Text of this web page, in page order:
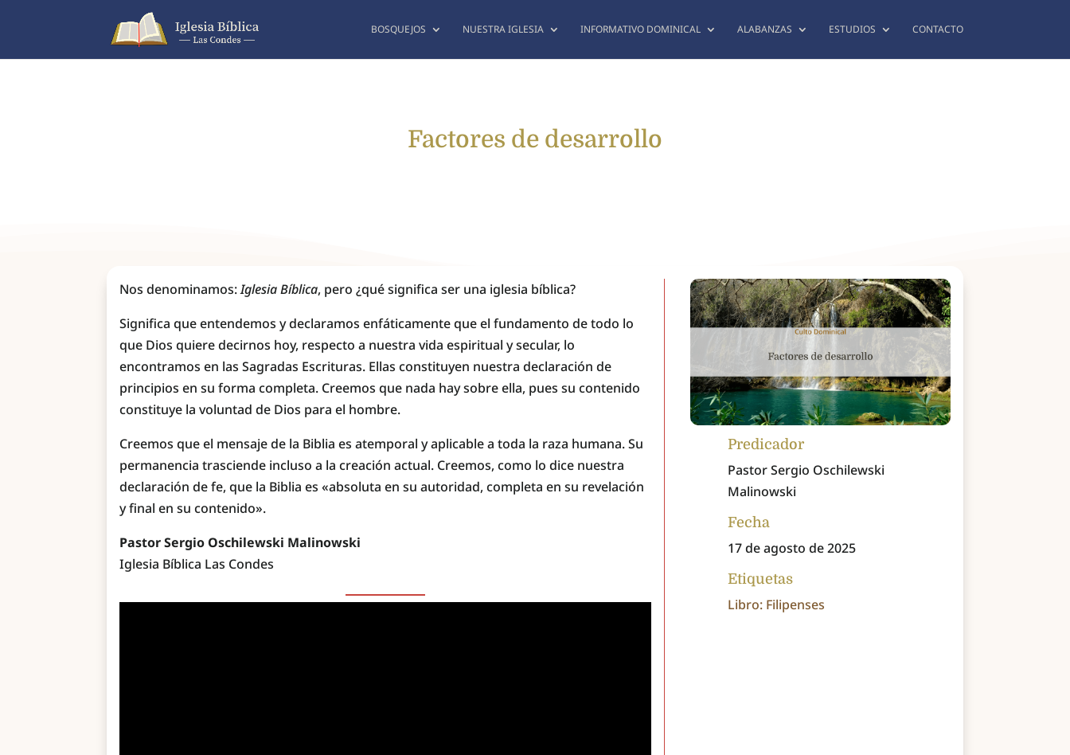
BOSQUEJOS NUESTRA IGLESIA INFORMATIVO DOMINICAL ALABANZAS ESTUDIOS CONTACTO
Factores de desarrollo
Nos denominamos:Iglesia Bíblica, pero ¿qué significa ser una iglesia bíblica?
Significa que entendemos y declaramos enfáticamente que el fundamento de todo lo
que Dios quiere decirnos hoy, respecto a nuestra vida espiritual y secular, lo
encontramos en las Sagradas Escrituras. Ellas constituyen nuestra declaración de
principios en su forma completa. Creemos que nada hay sobre ella, pues su contenido
constituye la voluntad de Dios para el hombre.
Creemos que el mensaje de la Biblia es atemporal y aplicable a toda la raza humana. Su
permanencia trasciende incluso a la creación actual. Creemos, como lo dice nuestra
declaración de fe, que la Biblia es «absoluta en su autoridad, completa en su revelación
y final en su contenido».
Pastor Sergio Oschilewski Malinowski
Iglesia Bíblica Las Condes
Predicador
Pastor Sergio Oschilewski
Malinowski
Fecha
17 de agosto de 2025
Etiquetas
Libro: Filipenses